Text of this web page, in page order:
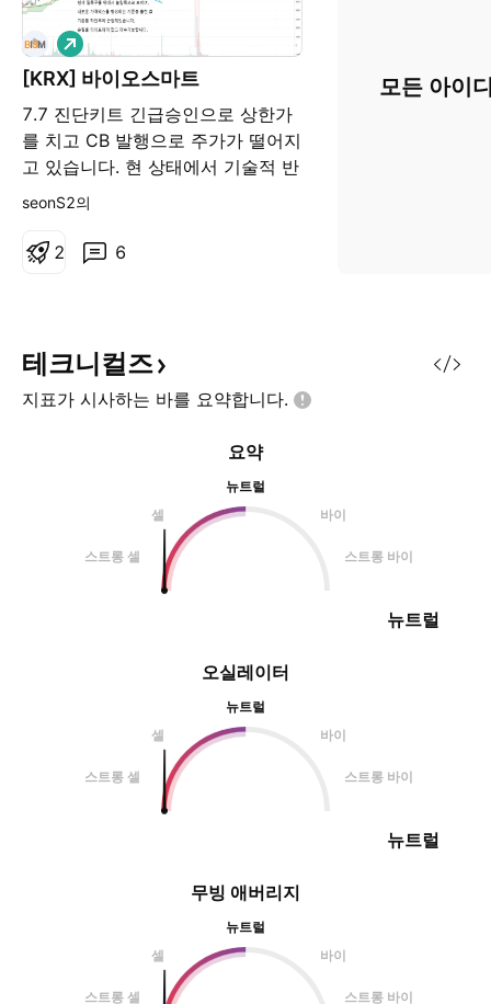
[KRX] 바이오스마트
7.7 진단키트 긴급승인으로 상한가
를 치고 CB 발행으로 주가가 떨어지
고 있습니다. 현 상태에서 기술적 반
등을 노려볼 수 있습니다. 재무가 안
합니다.
롱
seonS2의
6
2
모든 아이
테크니컬즈
지표가 시사하는 바를 요약합니다.
오실레이터
뉴트럴
셀
바이
스트롱 셀 스트롱 바이
뉴트럴
요약
뉴트럴
셀
바이
스트롱 셀 스트롱 바이
뉴트럴
무빙 애버리지
뉴트럴
셀
바이
스트롱 셀 스트롱 바이